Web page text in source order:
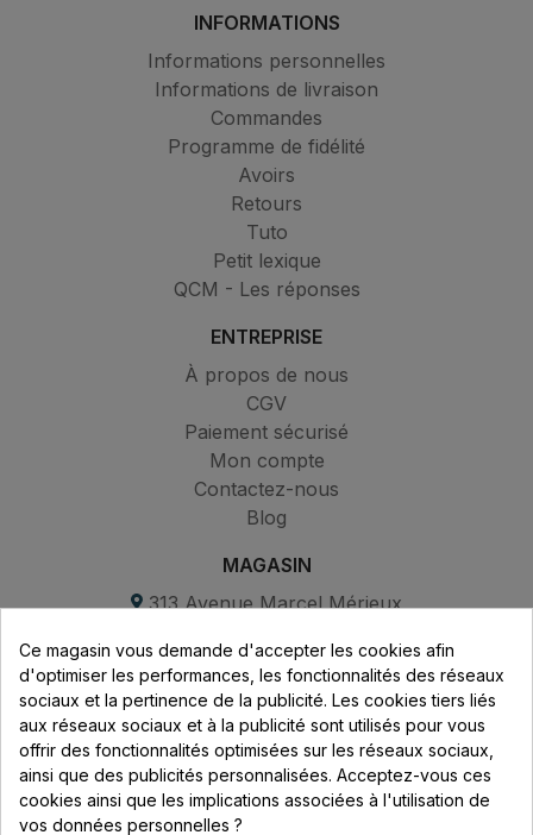
INFORMATIONS
Informations personnelles
Informations de livraison
Commandes
Programme de fidélité
Avoirs
Retours
Tuto
Petit lexique
QCM - Les réponses
ENTREPRISE
À propos de nous
CGV
Paiement sécurisé
Mon compte
Contactez-nous
Blog
MAGASIN
313 Avenue Marcel Mérieux
69530 Brignais
Lundi au vendredi :
8h - 16h
uniquement sur Rendez-vous
Ce magasin vous demande d'accepter les cookies afin
d'optimiser les performances, les fonctionnalités des réseaux
sociaux et la pertinence de la publicité. Les cookies tiers liés
aux réseaux sociaux et à la publicité sont utilisés pour vous
offrir des fonctionnalités optimisées sur les réseaux sociaux,
ainsi que des publicités personnalisées. Acceptez-vous ces
cookies ainsi que les implications associées à l'utilisation de
vos données personnelles ?